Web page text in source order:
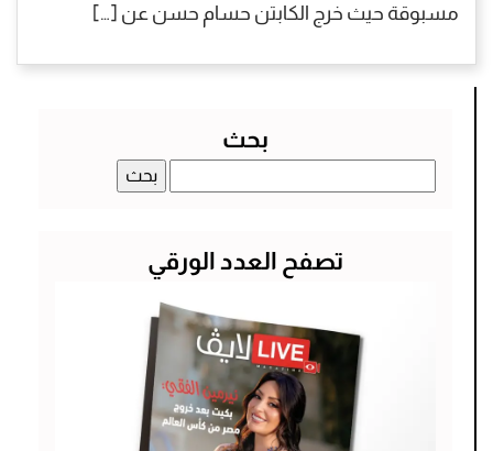
مسبوقة حيث خرج الكابتن حسام حسن عن […]
بحث
عن:
تصفح العدد الورقي